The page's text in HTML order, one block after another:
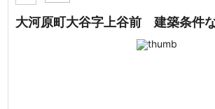
大河原町大谷字上谷前 建築条件